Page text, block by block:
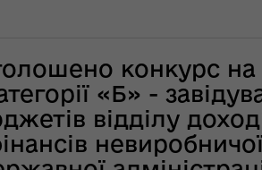
ОДА Вікторії
Левчук для ІА
«Конкурент»
Вікторія Левчук
конкурс
«Б» -
відділу